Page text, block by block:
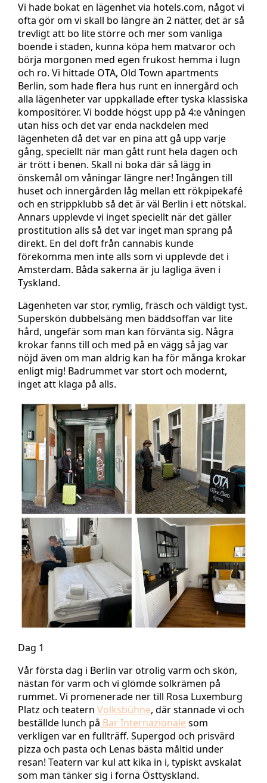
Vi hade bokat en lägenhet via hotels.com, något vi
ofta gör om vi skall bo längre än 2 nätter, det är så
trevligt att bo lite större och mer som vanliga
boende i staden, kunna köpa hem matvaror och
börja morgonen med egen frukost hemma i lugn
och ro. Vi hittade OTA, Old Town apartments
Berlin, som hade flera hus runt en innergård och
alla lägenheter var uppkallade efter tyska klassiska
kompositörer. Vi bodde högst upp på 4:e våningen
utan hiss och det var enda nackdelen med
lägenheten då det var en pina att gå upp varje
gång, speciellt när man gått runt hela dagen och
är trött i benen. Skall ni boka där så lägg in
önskemål om våningar längre ner! Ingången till
huset och innergården låg mellan ett rökpipekafé
och en strippklubb så det är väl Berlin i ett nötskal.
Annars upplevde vi inget speciellt när det gäller
prostitution alls så det var inget man sprang på
direkt. En del doft från cannabis kunde
förekomma men inte alls som vi upplevde det i
Amsterdam. Båda sakerna är ju lagliga även i
Tyskland.
Lägenheten var stor, rymlig, fräsch och väldigt tyst.
Superskön dubbelsäng men bäddsoffan var lite
hård, ungefär som man kan förvänta sig. Några
krokar fanns till och med på en vägg så jag var
nöjd även om man aldrig kan ha för många krokar
enligt mig! Badrummet var stort och modernt,
inget att klaga på alls.
Dag 1
Vår första dag i Berlin var otrolig varm och skön,
nästan för varm och vi glömde solkrämen på
rummet. Vi promenerade ner till Rosa Luxemburg
Platz och teatern Volksbühne, där stannade vi och
beställde lunch på Bar Internazionale som
verkligen var en fullträff. Supergod och prisvärd
pizza och pasta och Lenas bästa måltid under
resan! Teatern var kul att kika in i, typiskt avskalat
som man tänker sig i forna Östtyskland.